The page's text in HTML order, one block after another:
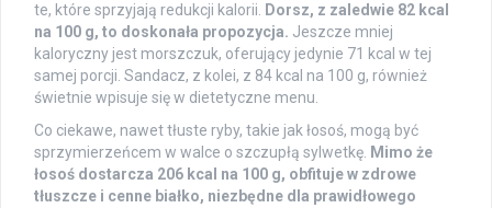
te, które sprzyjają redukcji kalorii. Dorsz, z zaledwie 82 kcal
na 100 g, to doskonała propozycja. Jeszcze mniej
kaloryczny jest morszczuk, oferujący jedynie 71 kcal w tej
samej porcji. Sandacz, z kolei, z 84 kcal na 100 g, również
świetnie wpisuje się w dietetyczne menu.
Co ciekawe, nawet tłuste ryby, takie jak łosoś, mogą być
sprzymierzeńcem w walce o szczupłą sylwetkę. Mimo że
łosoś dostarcza 206 kcal na 100 g, obfituje w zdrowe
tłuszcze i cenne białko, niezbędne dla prawidłowego